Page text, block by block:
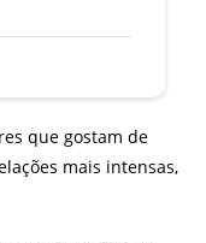
que gostam de
mais intensas,